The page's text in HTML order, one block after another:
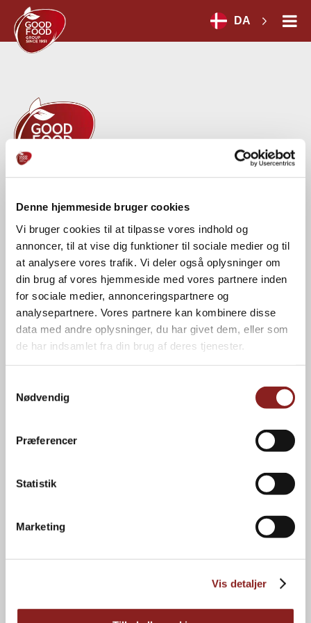
Denne hjemmeside bruger cookies
Vi bruger cookies til at tilpasse vores indhold og
annoncer, til at vise dig funktioner til sociale medier og til
at analysere vores trafik. Vi deler også oplysninger om
din brug af vores hjemmeside med vores partnere inden
for sociale medier, annonceringspartnere og
analysepartnere. Vores partnere kan kombinere disse
data med andre oplysninger, du har givet dem, eller som
de har indsamlet fra din brug af deres tjenester.
Nødvendig
Præferencer
Statistik
Marketing
Vis detaljer
DA
Herredsvej 30 A
DK-7100 Vejle
CVR-nr.: 54664028
+45 75 71 18 00
NAVIGATION
Forbrugere
Professionelle
Brands
Kvalitet
Om os
INFORMATION
Cookiepolitik
Kataloger